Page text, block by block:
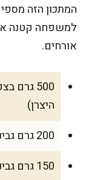
למשפחה קטנה
אורחים.
500
היצרן)
200 גרם גבינת פטה מפוררת
150 גרם גבינת מוצרלה מגוררת